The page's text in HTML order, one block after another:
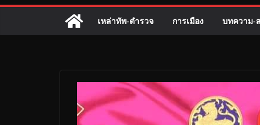
เหล่าทัพ-ตำรวจ การเมือง บทความ-